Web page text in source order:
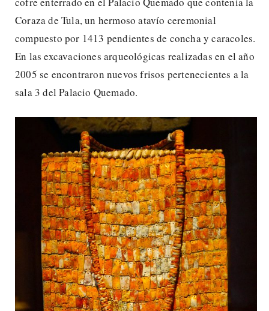
Coraza de Tula, un hermoso atavío ceremonial
compuesto por 1413 pendientes de concha y caracoles.
En las excavaciones arqueológicas realizadas en el año
2005 se encontraron nuevos frisos pertenecientes a la
sala 3 del Palacio Quemado.